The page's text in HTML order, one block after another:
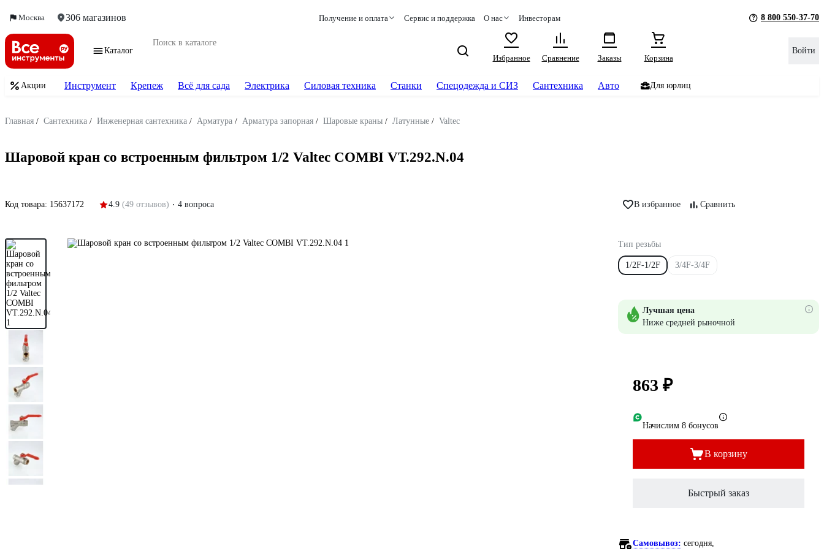
Москва 306 магазинов Получение и оплата Сервис и поддержка О нас Инвесторам 8 800 550-37-70
Каталог
Избранное
Сравнение Заказы Корзина
Войти
Акции Инструмент Крепеж Всё для сада Электрика Силовая техника Станки Спецодежда и СИЗ Сантехника Авто Для юрлиц
Главная / Сантехника / Инженерная сантехника / Арматура / Арматура запорная / Шаровые краны / Латунные / Valtec
Шаровой кран со встроенным фильтром 1/2 Valtec COMBI VT.292.N.04
Код товара: 15637172 4.9 (49 отзывов) 4 вопроса В избранное Сравнить
Тип резьбы
1/2F-1/2F 3/4F-3/4F
Лучшая цена
Ниже средней рыночной
863 ₽
Начислим 8 бонусов
В корзину
Быстрый заказ
Самовывоз: сегодня,